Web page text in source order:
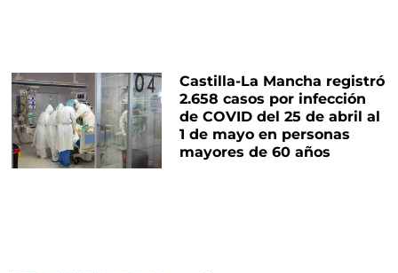
Castilla-La Mancha registró
2.658 casos por infección
de COVID del 25 de abril al
1 de mayo en personas
mayores de 60 años